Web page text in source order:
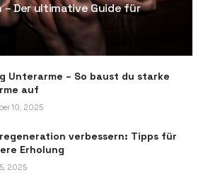
– Der ultimative Guide für
Unterarme – So baust du starke
auf
10, 2025
verbessern: Tipps für
Erholung
2025